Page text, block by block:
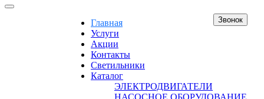
Главная
Услуги
Акции
Контакты
Светильники
Каталог
ЭЛЕКТРОДВИГАТЕЛИ
НАСОСНОЕ ОБОРУДОВАНИЕ
Звонок